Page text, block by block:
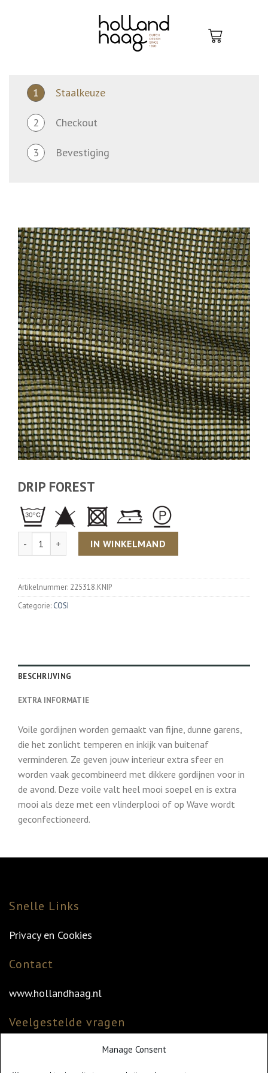
Manage Consent
1 Staalkeuze
2 Checkout
3 Bevestiging
DRIP FOREST
Aantal IN WINKELMAND
Artikelnummer: 225318.KNIP
Categorie: COSI
BESCHRIJVING
EXTRA INFORMATIE
Voile gordijnen worden gemaakt van fijne, dunne garens,
die het zonlicht temperen en inkijk van buitenaf
verminderen. Ze geven jouw interieur extra sfeer en
worden vaak gecombineerd met dikkere gordijnen voor in
de avond. Deze voile valt heel mooi soepel en is extra
mooi als deze met een vlinderplooi of op Wave wordt
geconfectioneerd.
Snelle Links
Privacy en Cookies
Contact
www.hollandhaag.nl
Veelgestelde vragen
Veelgestelde vragen